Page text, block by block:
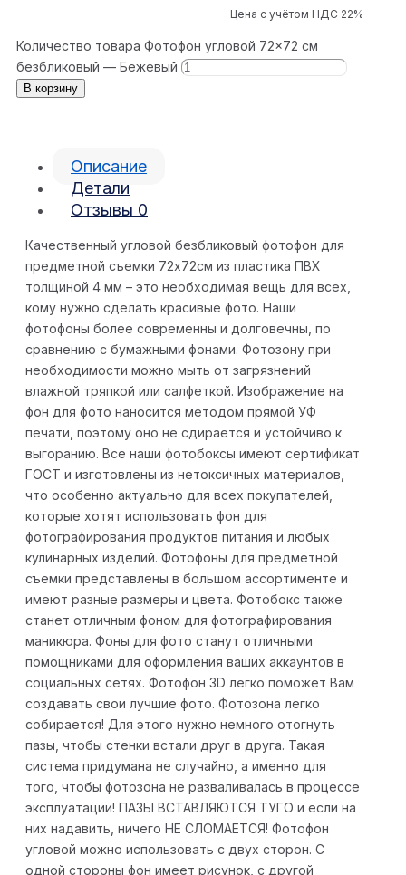
Цена с учётом НДС 22%
Количество товара Фотофон угловой 72×72 см
безбликовый — Бежевый
В корзину
Описание
Детали
Отзывы 0
Качественный угловой безбликовый фотофон для
предметной съемки 72х72см из пластика ПВХ
толщиной 4 мм – это необходимая вещь для всех,
кому нужно сделать красивые фото. Наши
фотофоны более современны и долговечны, по
сравнению с бумажными фонами. Фотозону при
необходимости можно мыть от загрязнений
влажной тряпкой или салфеткой. Изображение на
фон для фото наносится методом прямой УФ
печати, поэтому оно не сдирается и устойчиво к
выгоранию. Все наши фотобоксы имеют сертификат
ГОСТ и изготовлены из нетоксичных материалов,
что особенно актуально для всех покупателей,
которые хотят использовать фон для
фотографирования продуктов питания и любых
кулинарных изделий. Фотофоны для предметной
съемки представлены в большом ассортименте и
имеют разные размеры и цвета. Фотобокс также
станет отличным фоном для фотографирования
маникюра. Фоны для фото станут отличными
помощниками для оформления ваших аккаунтов в
социальных сетях. Фотофон 3D легко поможет Вам
создавать свои лучшие фото. Фотозона легко
собирается! Для этого нужно немного отогнуть
пазы, чтобы стенки встали друг в друга. Такая
система придумана не случайно, а именно для
того, чтобы фотозона не разваливалась в процессе
эксплуатации! ПАЗЫ ВСТАВЛЯЮТСЯ ТУГО и если на
них надавить, ничего НЕ СЛОМАЕТСЯ! Фотофон
угловой можно использовать с двух сторон. С
одной стороны фон имеет рисунок, с другой